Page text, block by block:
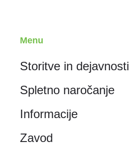
Menu
Storitve in dejavnosti
Spletno naročanje
Informacije
Zavod